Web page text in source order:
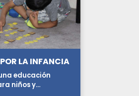
LA INFANCIA
educación
niños y